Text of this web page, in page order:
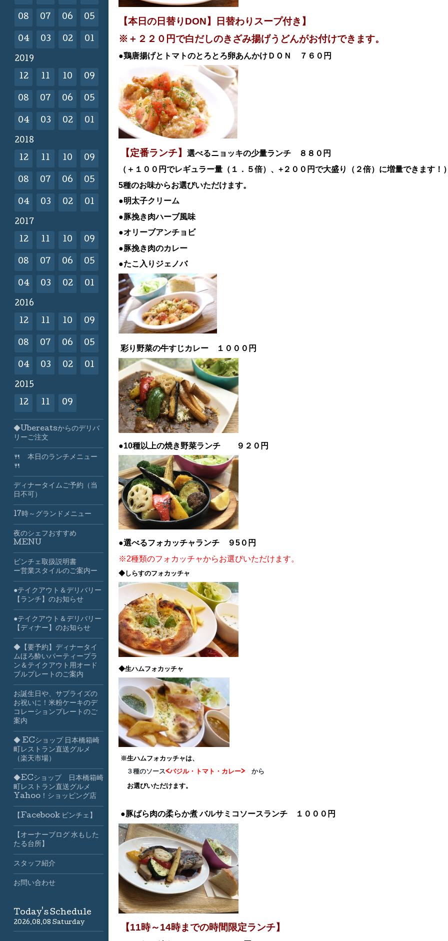
【本日の日替りDON】日替わりスープ付き 】
※＋２２０円で白だしのきざみ揚げうどんがお付けできます。
●鶏唐揚げとトマトのとろとろ卵あんかけＤＯＮ ７６０円
【定番ランチ】
選べるニョッキの少量ランチ ８８０円
（＋１００円でレギュラー量（１．５倍）、+２００円で大盛り（２倍）に増量できます！
5種のお味からお選びいただけます。
●明太子クリーム
●豚挽き肉ハーブ風味
●オリーブアンチョビ
●豚挽き肉のカレー
●たこ入りジェノバ
彩り野菜の牛すじカレー １０００円
●10種以上の焼き野菜ランチ ９２０円
●選べるフォカッチャランチ ９5０円
※2種類のフォカッチャからお選びいただけます。
◆しらすのフォカッチャ
◆生ハムフォカッチャ
※生ハムフォカッチャは、
３種のソース<バジル・トマト・カレー> から
お選びいただけます。
●豚ばら肉の柔らか煮バルサミコソースランチ １０００円
【11時～14時までの時間限定ランチ】
08 07 06 05
04 03 02 01
2019
12 11 10 09
08 07 06 05
04 03 02 01
2018
12 11 10 09
08 07 06 05
04 03 02 01
2017
12 11 10 09
08 07 06 05
04 03 02 01
2016
12 11 10 09
08 07 06 05
04 03 02 01
2015
12 11 09
◆Ubereatsからのデリバ
リーご注文
🍴 本日のランチメニュー
🍴
ディナータイムご予約（当
日不可）
17時～グランドメニュー
夜のシェフおすすめ
MENU
ビンチェ取扱説明書
ー営業スタイルのご案内ー
●テイクアウト＆デリバリー
【ランチ】のお知らせ
●テイクアウト＆デリバリー
【ディナー】のお知らせ
◆【要予約】ディナータイ
ムほろ酔いパーティープラ
ン＆テイクアウト用オード
ブルプレートのご案内
お誕生日や、サプライズの
お祝いに！米粉ケーキのデ
コレーションプレートのご
案内
◆ ECショップ 日本橋箱崎
町レストラン直送グルメ
（楽天市場）
◆ECショップ 日本橋箱崎
町レストラン直送グルメ
Yahoo！ショッピング店
【Facebook ビンチェ】
【オーナーブログ 水もした
たる台所】
スタッフ紹介
お問い合わせ
Today's Schedule
2026.08.08 Saturday